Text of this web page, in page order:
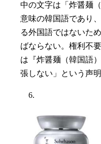
中の文字は「炸醤麺
意味の韓国語であり
る外国語ではないた
ばならない。権利不
は『炸醤麺（韓国語
張しない」という声明
6.